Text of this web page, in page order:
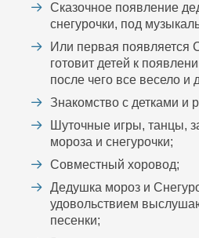
Сказочное появление
снегурочки, под
Или первая появляется
готовит детей к
после чего все весело и
Знакомство с детками и
Шуточные игры, танцы,
мороза и снегурочки;
Совместный хоровод;
Дедушка мороз и
удовольствием
песенки;